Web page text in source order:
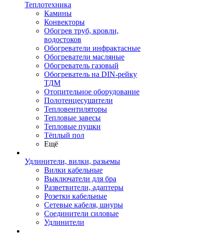
Теплотехника
Камины
Конвекторы
Обогрев труб, кровли,
водостоков
Обогреватели инфрактасные
Обогреватели масляные
Обогреватель газовый
Обогреватель на DIN-рейку
ТДМ
Отопительное оборудование
Полотенцесушители
Тепловентиляторы
Тепловые завесы
Тепловые пушки
Тёплый пол
Ещё
Удлинители, вилки, разьемы
Вилки кабельные
Выключатели для бра
Разветвители, адаптеры
Розетки кабельные
Сетевые кабеля, шнуры
Соединители силовые
Удлинители